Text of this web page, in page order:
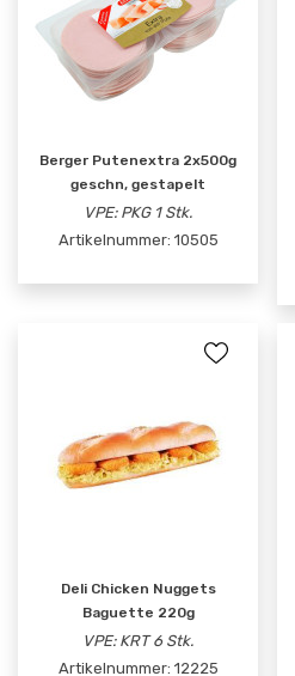
Berger Putenextra 2x500g
geschn, gestapelt
VPE: PKG 1 Stk.
Artikelnummer: 10505
Deli Chicken Nuggets
Baguette 220g
VPE: KRT 6 Stk.
Artikelnummer: 12225